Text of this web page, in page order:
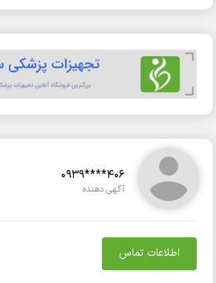
0939****406
آگهی دهنده
اطلاعات تماس